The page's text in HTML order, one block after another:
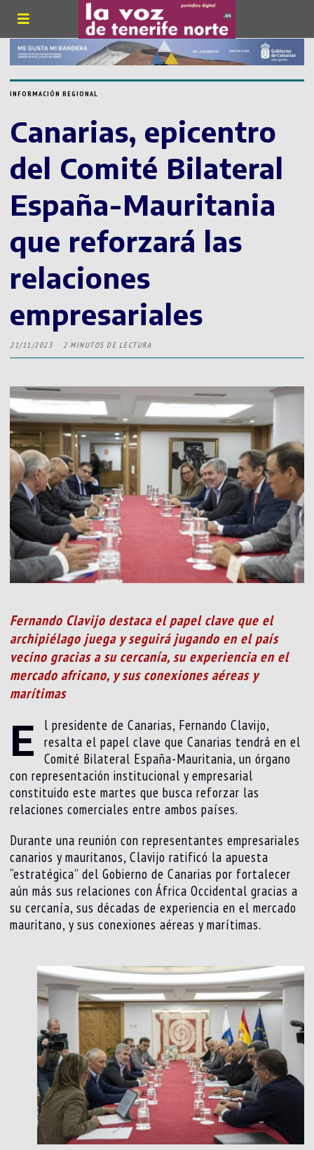
INFORMACIÓN REGIONAL
Canarias, epicentro
del Comité Bilateral
España-Mauritania
que reforzará las
relaciones
empresariales
21/11/2023 2 MINUTOS DE LECTURA
Fernando Clavijo destaca el papel clave que el
archipiélago juega y seguirá jugando en el país
vecino gracias a su cercanía, su experiencia en el
mercado africano, y sus conexiones aéreas y
marítimas
E
l presidente de Canarias, Fernando Clavijo,
resalta el papel clave que Canarias tendrá en el
Comité Bilateral España-Mauritania, un órgano
con representación institucional y empresarial
constituido este martes que busca reforzar las
relaciones comerciales entre ambos países.
Durante una reunión con representantes empresariales
canarios y mauritanos, Clavijo ratificó la apuesta
“estratégica” del Gobierno de Canarias por fortalecer
aún más sus relaciones con África Occidental gracias a
su cercanía, sus décadas de experiencia en el mercado
mauritano, y sus conexiones aéreas y marítimas.